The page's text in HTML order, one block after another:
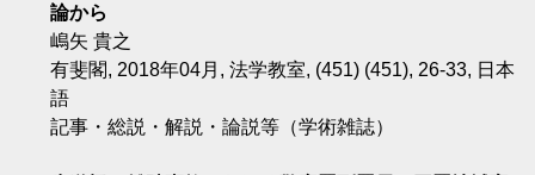
論から
嶋矢 貴之
有斐閣, 2018年04月, 法学教室, (451) (451), 26-33, 日本
語
記事・総説・解説・論説等（学術雑誌）